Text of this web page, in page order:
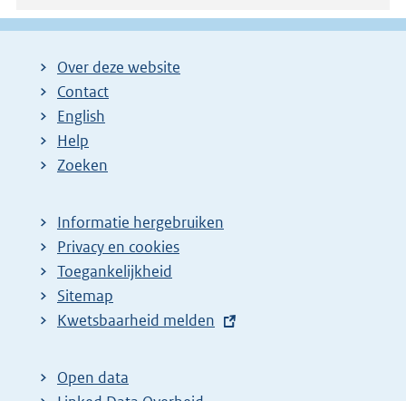
Over deze website
Contact
English
Help
Zoeken
Informatie hergebruiken
Privacy en cookies
Toegankelijkheid
Sitemap
E
t
e
Kwetsbaarheid melden
Open data